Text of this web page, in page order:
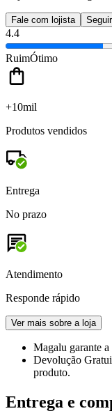
Fale com lojista Seguir
4.4
RuimÓtimo
+10mil
Produtos vendidos
Entrega
No prazo
Atendimento
Responde rápido
Ver mais sobre a loja
Magalu garante a
Devolução
produto.
Entrega e